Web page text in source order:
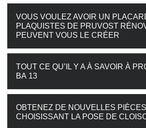
VOUS VOULEZ AVOIR UN
PLAQUISTES DE PRUVOST
PEUVENT VOUS LE CRÉER
TOUT CE QU’IL Y A À SAVOIR À
BA 13
OBTENEZ DE NOUVELLES
CHOISISSANT LA POSE DE